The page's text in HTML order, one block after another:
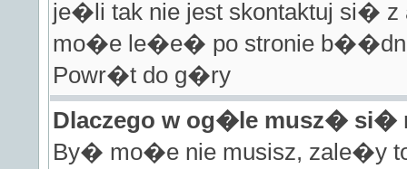
je�li tak nie jest skontaktuj si� z
mo�e le�e� po stronie
Powr�t do g�ry
Dlaczego w og�le musz� si�
By� mo�e nie musisz, zale�y